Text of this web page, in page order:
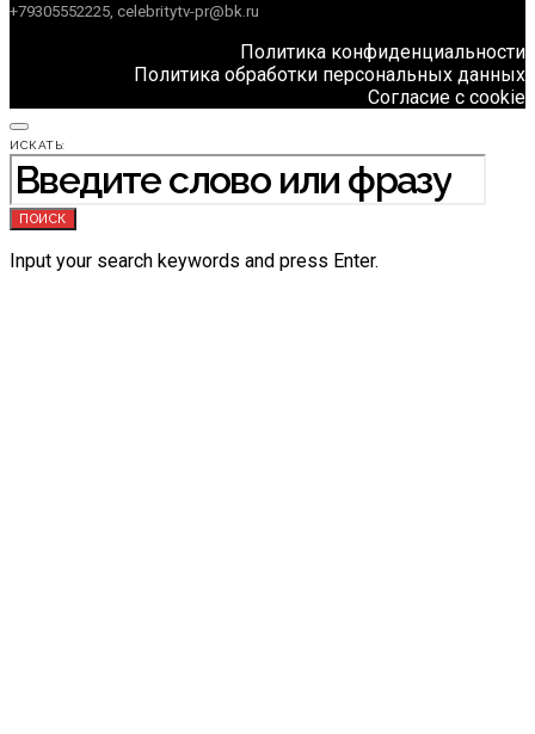
+79305552225, celebritytv-pr@bk.ru
Политика конфиденциальности
Политика обработки персональных данных
Согласие с cookie
ИСКАТЬ:
ПОИСК
Input your search keywords and press Enter.